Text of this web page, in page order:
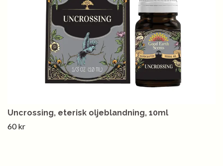
Uncrossing, eterisk oljeblandning, 10ml
60 kr